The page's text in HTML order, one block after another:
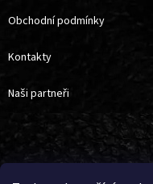
Obchodní podmínky
Kontakty
Naši partneři